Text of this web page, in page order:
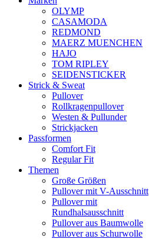
OLYMP
CASAMODA
REDMOND
MAERZ MUENCHEN
HAJO
TOM RIPLEY
SEIDENSTICKER
Strick & Sweat
Pullover
Rollkragenpullover
Westen & Pullunder
Strickjacken
Passformen
Comfort Fit
Regular Fit
Themen
Große Größen
Pullover mit V-Ausschnitt
Pullover mit
Rundhalsausschnitt
Pullover aus Baumwolle
Pullover aus Schurwolle